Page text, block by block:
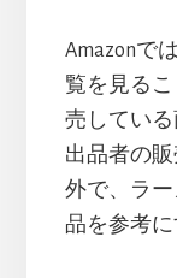
Amazonで
覧を見る
売している
出品者の
外で、ラ
品を参考に